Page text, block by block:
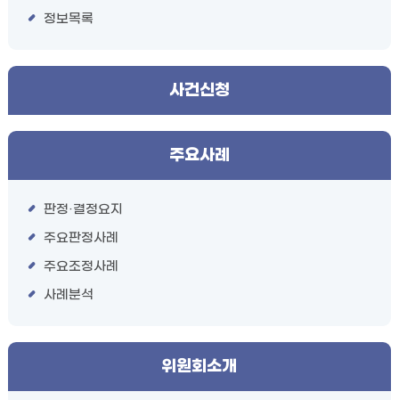
정보목록
사건신청
주요사례
판정·결정요지
주요판정사례
주요조정사례
사례분석
위원회소개